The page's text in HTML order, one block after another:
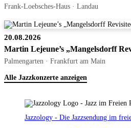
Frank-Loebsches-Haus · Landau
20.08.2026
Martin Lejeune’s „Mangelsdorff
Palmengarten · Frankfurt am Main
Alle Jazzkonzerte anzeigen
Jazzology - Die Jazzsendung im